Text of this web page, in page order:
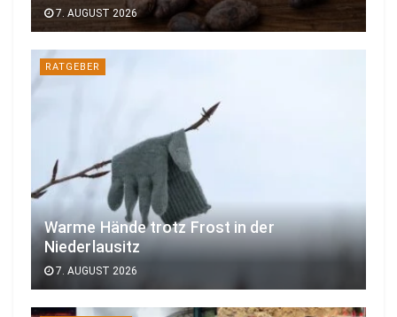
7. AUGUST 2026
RATGEBER
Warme Hände trotz Frost in der
Niederlausitz
7. AUGUST 2026